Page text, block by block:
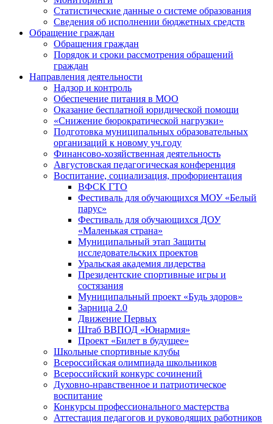
Статистические данные о системе образования
Сведения об исполнении бюджетных средств
Обращение граждан
Обращения граждан
Порядок и сроки рассмотрения обращений
граждан
Направления деятельности
Надзор и контроль
Обеспечение питания в МОО
Оказание бесплатной юридической помощи
«Снижение бюрократической нагрузки»
Подготовка муниципальных образовательных
организаций к новому уч.году
Финансово-хозяйственная деятельность
Августовская педагогическая конференция
Воспитание, социализация, профориентация
ВФСК ГТО
Фестиваль для обучающихся МОУ «Белый
парус»
Фестиваль для обучающихся ДОУ
«Маленькая страна»
Муниципальный этап Защиты
исследовательских проектов
Уральская академия лидерства
Президентские спортивные игры и
состязания
Муниципальный проект «Будь здоров»
Зарница 2.0
Движение Первых
Штаб ВВПОД «Юнармия»
Проект «Билет в будущее»
Школьные спортивные клубы
Всероссийская олимпиада школьников
Всероссийский конкурс сочинений
Духовно-нравственное и патриотическое
воспитание
Конкурсы профессионального мастерства
Аттестация педагогов и руководящих работников